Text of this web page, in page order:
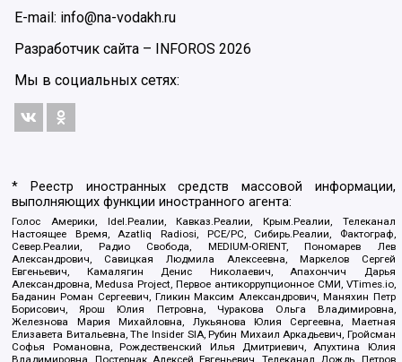
E-mail: info@na-vodakh.ru
Разработчик сайта – INFOROS 2026
Мы в социальных сетях:
* Реестр иностранных средств массовой информации,
выполняющих функции иностранного агента:
Голос Америки, Idel.Реалии, Кавказ.Реалии, Крым.Реалии, Телеканал
Настоящее Время, Azatliq Radiosi, PCE/PC, Сибирь.Реалии, Фактограф,
Север.Реалии, Радио Свобода, MEDIUM-ORIENT, Пономарев Лев
Александрович, Савицкая Людмила Алексеевна, Маркелов Сергей
Евгеньевич, Камалягин Денис Николаевич, Апахончич Дарья
Александровна, Medusa Project, Первое антикоррупционное СМИ, VTimes.io,
Баданин Роман Сергеевич, Гликин Максим Александрович, Маняхин Петр
Борисович, Ярош Юлия Петровна, Чуракова Ольга Владимировна,
Железнова Мария Михайловна, Лукьянова Юлия Сергеевна, Маетная
Елизавета Витальевна, The Insider SIA, Рубин Михаил Аркадьевич, Гройсман
Софья Романовна, Рождественский Илья Дмитриевич, Апухтина Юлия
Владимировна, Постернак Алексей Евгеньевич, Телеканал Дождь, Петров